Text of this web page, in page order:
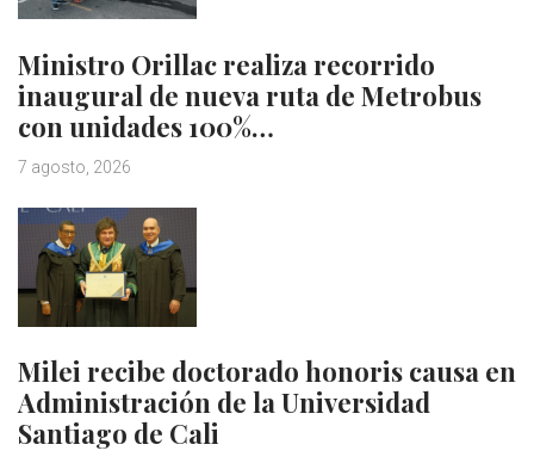
Ministro Orillac realiza recorrido
inaugural de nueva ruta de Metrobus
con unidades 100%…
7 agosto, 2026
Milei recibe doctorado honoris causa en
Administración de la Universidad
Santiago de Cali